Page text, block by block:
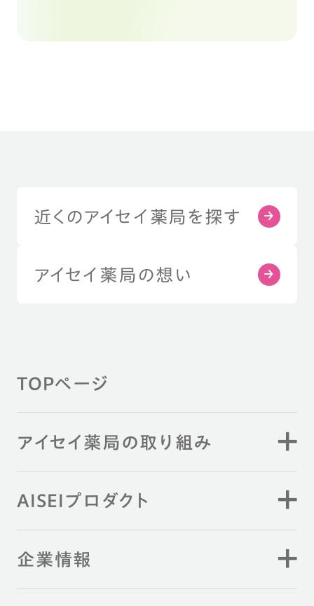
近くのアイセイ薬局を探す
アイセイ薬局の想い
TOPページ
アイセイ薬局の取り組み
AISEIプロダクト
企業情報